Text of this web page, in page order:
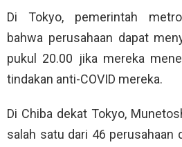
Di Tokyo, pemerintah
bahwa perusahaan dapat
pukul 20.00 jika mereka
tindakan anti-COVID mereka.
Di Chiba dekat Tokyo,
salah satu dari 46 perusahaan